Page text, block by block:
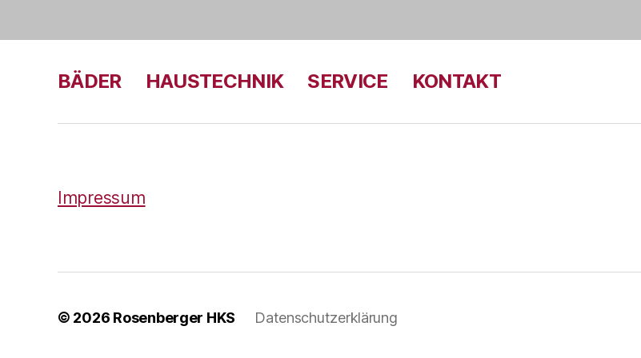
BÄDER HAUSTECHNIK SERVICE KONTAKT
Impressum
© 2026 Rosenberger HKS Datenschutzerklärung